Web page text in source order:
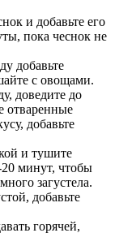
и добавьте его
пока чеснок не
добавьте
с овощами.
доведите до
отваренные
добавьте
и тушите
минут, чтобы
загустела.
добавьте
горячей,